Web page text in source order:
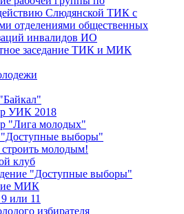
Слюдянской ТИК с
отделениями общественных
инвалидов ИО
заседание ТИК и МИК
УИК 2018
"Лига молодых"
выборы"
молодым!
клуб
"Доступные выборы"
МИК
или 11
избирателя